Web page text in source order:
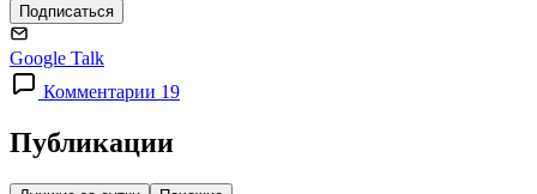
Подписаться
Google Talk
Комментарии 19
Публикации